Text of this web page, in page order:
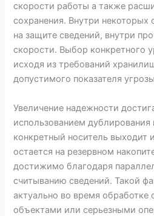
скорости работы а также
сохранения. Внутри некоторых
на защите сведений, внутри
скорости. Выбор конкретного
исходя из требований
допустимого показателя
Увеличение надежности
использованием
конкретный носитель выходит
остается на резервном
достижимо благодаря
считыванию сведений. Такой
актуально во время обработке
объектами или серьезными